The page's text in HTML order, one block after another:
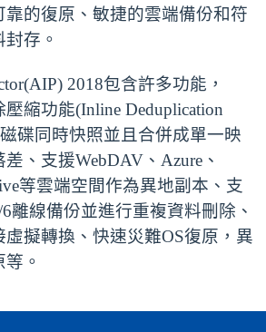
靠的復原、敏捷的雲端備份和符
存。
2018包含許多功能，
縮功能(Inline Deduplication
碟同時快照並且合併成單一映
、支援WebDAV、Azure、
等雲端空間作為異地副本、支
離線備份並進行重複資料刪除、
擬轉換、快速災難OS復原，異
。